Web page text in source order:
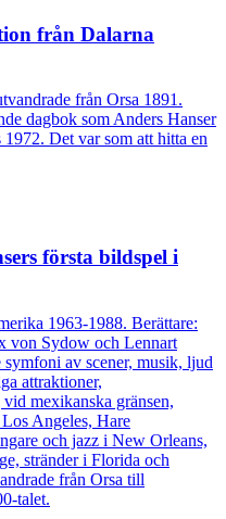
från Dalarna
från Orsa 1891.
dagbok som Anders Hanser
Det var som att hitta en
första bildspel i
1963-1988. Berättare:
von Sydow och Lennart
av scener, musik, ljud
attraktioner,
mexikanska gränsen,
Angeles, Hare
och jazz i New Orleans,
stränder i Florida och
från Orsa till
talet.